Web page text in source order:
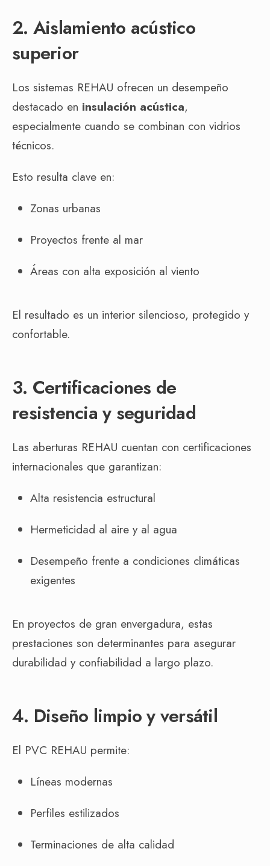
2. Aislamiento acústico
superior
Los sistemas REHAU ofrecen un desempeño
destacado en insulación acústica,
especialmente cuando se combinan con vidrios
técnicos.
Esto resulta clave en:
Zonas urbanas
Proyectos frente al mar
Áreas con alta exposición al viento
El resultado es un interior silencioso, protegido y
confortable.
3. Certificaciones de
resistencia y seguridad
Las aberturas REHAU cuentan con certificaciones
internacionales que garantizan:
Alta resistencia estructural
Hermeticidad al aire y al agua
Desempeño frente a condiciones climáticas
exigentes
En proyectos de gran envergadura, estas
prestaciones son determinantes para asegurar
durabilidad y confiabilidad a largo plazo.
4. Diseño limpio y versátil
El PVC REHAU permite:
Líneas modernas
Perfiles estilizados
Terminaciones de alta calidad